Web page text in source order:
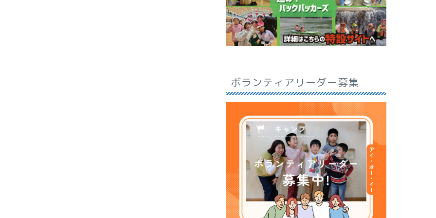
ボランティアリーダー募集